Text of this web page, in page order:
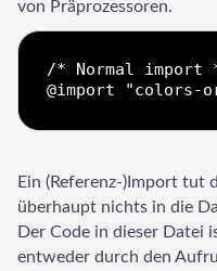
von Präprozessoren.
/* Normal import
Ein (Referenz-)Import tut
überhaupt nichts in die
Der Code in dieser Datei
entweder durch den